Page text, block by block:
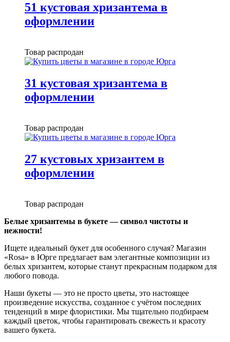
51 кустовая хризантема в
оформлении
Товар распродан
31 кустовая хризантема в
оформлении
Товар распродан
27 кустовых хризантем в
оформлении
Товар распродан
Белые хризантемы в букете — символ чистоты и
нежности!
Ищете идеальный букет для особенного случая? Магазин
«Rosa» в Юрге предлагает вам элегантные композиции из
белых хризантем, которые станут прекрасным подарком для
любого повода.
Наши букеты — это не просто цветы, это настоящее
произведение искусства, созданное с учётом последних
тенденций в мире флористики. Мы тщательно подбираем
каждый цветок, чтобы гарантировать свежесть и красоту
вашего букета.